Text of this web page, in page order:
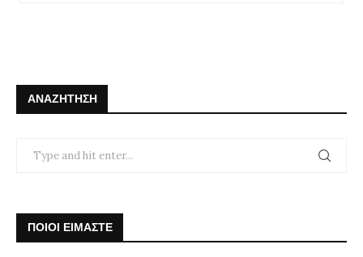
ΑΝΑΖΉΤΗΣΗ
ΠΟΙΟΙ ΕΙΜΑΣΤΕ